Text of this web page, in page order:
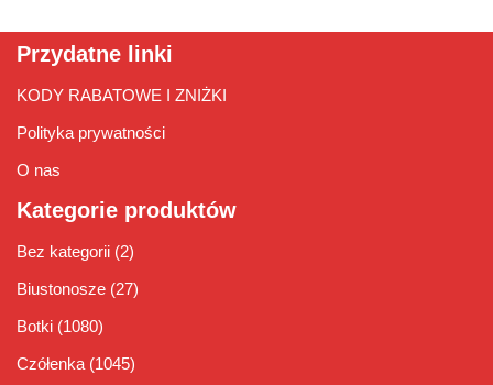
Przydatne linki
KODY RABATOWE I ZNIŻKI
Polityka prywatności
O nas
Kategorie produktów
Bez kategorii (2)
Biustonosze (27)
Botki (1080)
Czółenka (1045)